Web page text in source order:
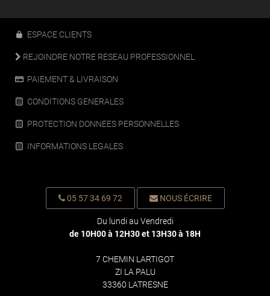
ESPACE CLIENTS
REJOINDRE NOTRE RESEAU PROFESSIONNEL
PAIEMENT & LIVRAISON
CONDITIONS GENERALES
PROTECTION DONNEES PERSONNELLES
INFORMATIONS LEGALES
05 57 34 69 72 NOUS ÉCRIRE
Du lundi au Vendredi
de 10H00 à 12H30 et 13H30 à 18H
7 CHEMIN LARTIGOT
ZI LA PALU
33360 LATRESNE